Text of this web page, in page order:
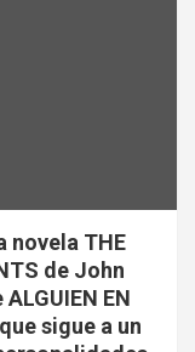
novela THE
de John
EN
sigue a un